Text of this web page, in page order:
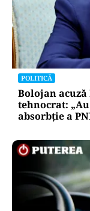
POLITICĂ
Bolojan acuză
tehnocrat:
absorbţie a